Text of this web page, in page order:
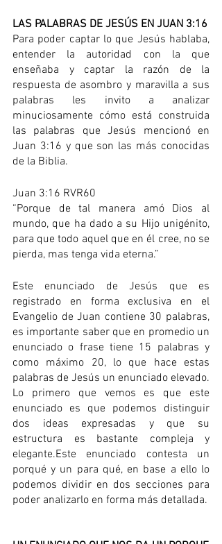
LAS PALABRAS DE JESÚS EN JUAN 3:16
Para poder captar lo que Jesús hablaba,
entender la autoridad con la que
enseñaba y captar la razón de la
respuesta de asombro y maravilla a sus
palabras les invito a analizar
minuciosamente cómo está construida
las palabras que Jesús mencionó en
Juan 3:16 y que son las más conocidas
de la Biblia.
Juan 3:16 RVR60
“Porque de tal manera amó Dios al
mundo, que ha dado a su Hijo unigénito,
para que todo aquel que en él cree, no se
pierda, mas tenga vida eterna.”
Este enunciado de Jesús que es
registrado en forma exclusiva en el
Evangelio de Juan contiene 30 palabras,
es importante saber que en promedio un
enunciado o frase tiene 15 palabras y
como máximo 20, lo que hace estas
palabras de Jesús un enunciado elevado.
Lo primero que vemos es que este
enunciado es que podemos distinguir
dos ideas expresadas y que su
estructura es bastante compleja y
elegante.Este enunciado contesta un
porqué y un para qué, en base a ello lo
podemos dividir en dos secciones para
poder analizarlo en forma más detallada.